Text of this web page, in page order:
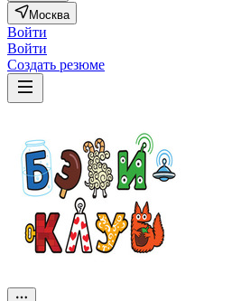
Москва
Войти
Войти
Создать резюме